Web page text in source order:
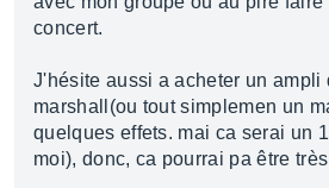
concert.
J'hésite aussi a acheter un ampli
marshall(ou tout simplemen un
quelques effets. mai ca serai un
moi), donc, ca pourrai pa être